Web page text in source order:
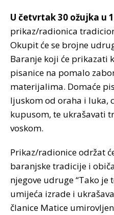
U četvrtak 30 ožujka u
prikaz/radionica
Okupit će se brojne
Baranje koji će prikazati
pisanice na pomalo
materijalima. Domaće
ljuskom od oraha i luka,
kupusom, te ukrašavati
voskom.
Prikaz/radionice održat
baranjske tradicije i
njegove udruge “Tako je
umijeća izrade i
članice Matice